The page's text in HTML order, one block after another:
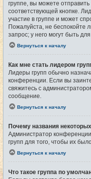
группе, вы можете
соответствующей кнопке.
участие в группе и может
Пожалуйста, не беспокойте
запрос; у него могут быть
Вернуться к началу
Как мне стать лидером
Лидеры групп обычно
конференции. Если вы
свяжитесь с
сообщение.
Вернуться к началу
Почему названия
Администратор
групп для того, чтобы их
Вернуться к началу
Что такое группа по